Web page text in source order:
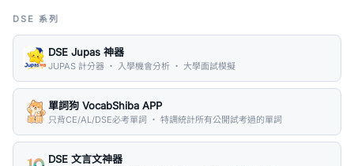
DSE 系列
DSE Jupas 神器
JUPAS 計分器 ・ 入學機會分析 ・ 大學面試模擬
單詞狗 VocabShiba APP
只背CE/AL/DSE必考單詞 ・ 特調統計所有公開試考過的單詞
DSE 文言文神器